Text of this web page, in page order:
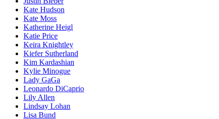
Kate Hudson
Kate Moss
Katherine Heigl
Katie Price
Keira Knightley
Kiefer Sutherland
Kim Kardashian
Kylie Minogue
Lady GaGa
Leonardo DiCaprio
Lily Allen
Lindsay Lohan
Lisa Bund